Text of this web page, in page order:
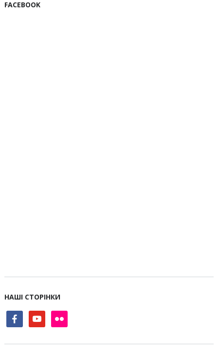
FACEBOOK
НАШІ СТОРІНКИ
facebookyoutube flickr